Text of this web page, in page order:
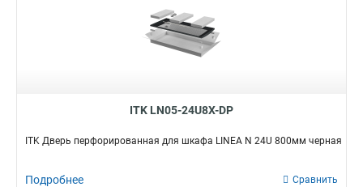
ITK LN05-24U8X-DP
ITK Дверь перфорированная для шкафа LINEA N 24U 800мм черная
Подробнее Сравнить